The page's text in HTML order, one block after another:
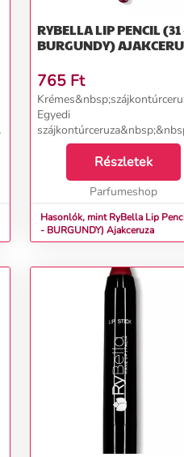
RYBELLA LIP PENCIL (31
BURGUNDY)
765 Ft
Egyedi
RyBella olasz márkától,
amely&nbsp;tökéletesen
hangsúlyozza és kitölti az
formáját és megakadályozza a
Részletek
Parfumeshop
Hasonlók, mint RyBella Lip
- BURGUNDY) Ajakceruza